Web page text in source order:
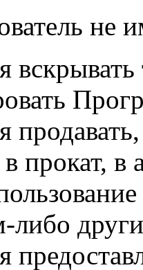
не
прокат, в
либо